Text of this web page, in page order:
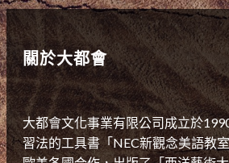
關於大都會
大都會文化事業有限公司成立於
習法的工具書「NEC新觀念美語教